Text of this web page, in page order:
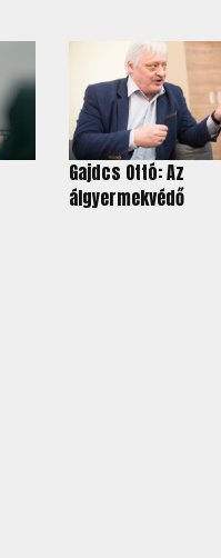
Gajdcs Ottó: Az
álgyermekvédő